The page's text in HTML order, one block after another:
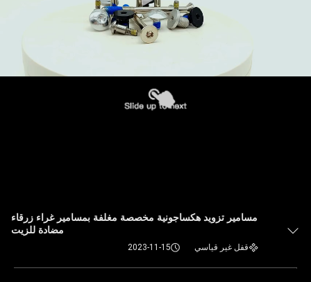
مسامير تزويد هكساجونية مخصصة مغلفة بمسامير غراء زرقاء
مضادة للزيت
قفل غير قياسي 2023-11-15